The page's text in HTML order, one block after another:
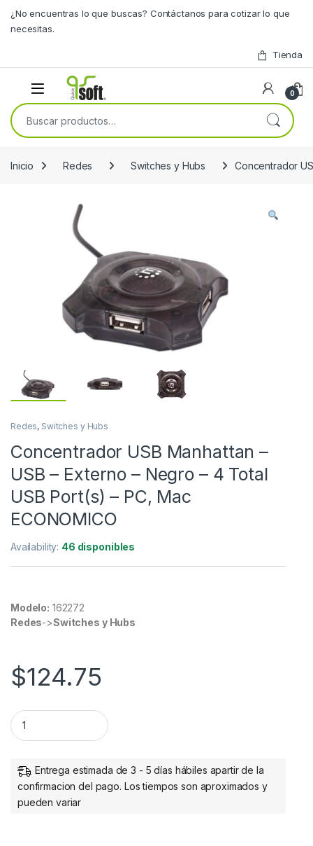
¿No encuentras lo que buscas? Contáctanos para cotizar lo que
necesitas.
Tienda
0
Buscar por:
Inicio Redes Switches y Hubs Concentrador
Redes, Switches y Hubs
Concentrador USB Manhattan –
USB – Externo – Negro – 4 Total
USB Port(s) – PC, Mac
ECONOMICO
Availability: 46 disponibles
Modelo: 162272
Redes->Switches y Hubs
$124.75
Concentrador USB Manhattan - USB - Externo - Negro - 4
Entrega estimada de 3 - 5 días hábiles apartir de la
confirmacion del pago. Los tiempos son aproximados y
pueden variar